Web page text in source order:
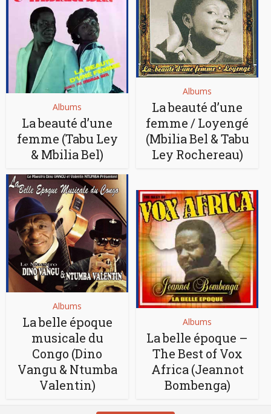
Albums
La beauté d’une
femme (Tabu Ley
& Mbilia Bel)
Albums
La beauté d’une
femme / Loyengé
(Mbilia Bel & Tabu
Ley Rochereau)
Albums
La belle époque
musicale du
Congo (Dino
Vangu & Ntumba
Valentin)
Albums
La belle époque –
The Best of Vox
Africa (Jeannot
Bombenga)